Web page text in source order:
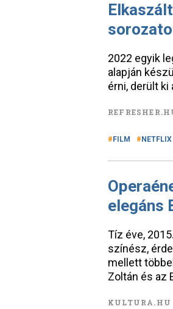
2022 egyik
alapján
érni, derült ki
FILM NETFLIX
elegáns
Tíz éve,
színész,
mellett
Zoltán és az
KULTURA.HU